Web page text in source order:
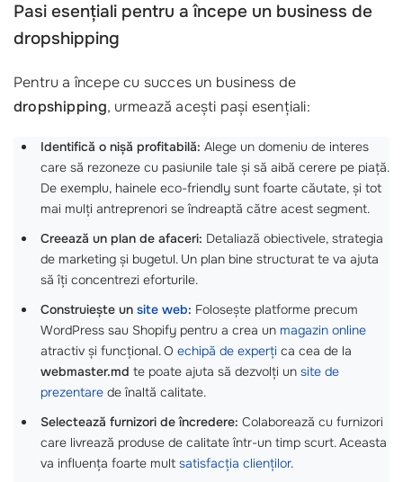
Pasi esențiali pentru a începe un business de
dropshipping
Pentru a începe cu succes un business de
dropshipping, urmează acești pași esențiali:
Identifică o nișă profitabilă: Alege un domeniu de interes
care să rezoneze cu pasiunile tale și să aibă cerere pe piață.
De exemplu, hainele eco-friendly sunt foarte căutate, și tot
mai mulți antreprenori se îndreaptă către acest segment.
Creează un plan de afaceri: Detaliază obiectivele, strategia
de marketing și bugetul. Un plan bine structurat te va ajuta
să îți concentrezi eforturile.
Construiește un site web: Folosește platforme precum
WordPress sau Shopify pentru a crea un magazin online
atractiv și funcțional. O echipă de experți ca cea de la
webmaster.md te poate ajuta să dezvolți un site de
prezentare de înaltă calitate.
Selectează furnizori de încredere: Colaborează cu furnizori
care livrează produse de calitate într-un timp scurt. Aceasta
va influența foarte mult satisfacția clienților.